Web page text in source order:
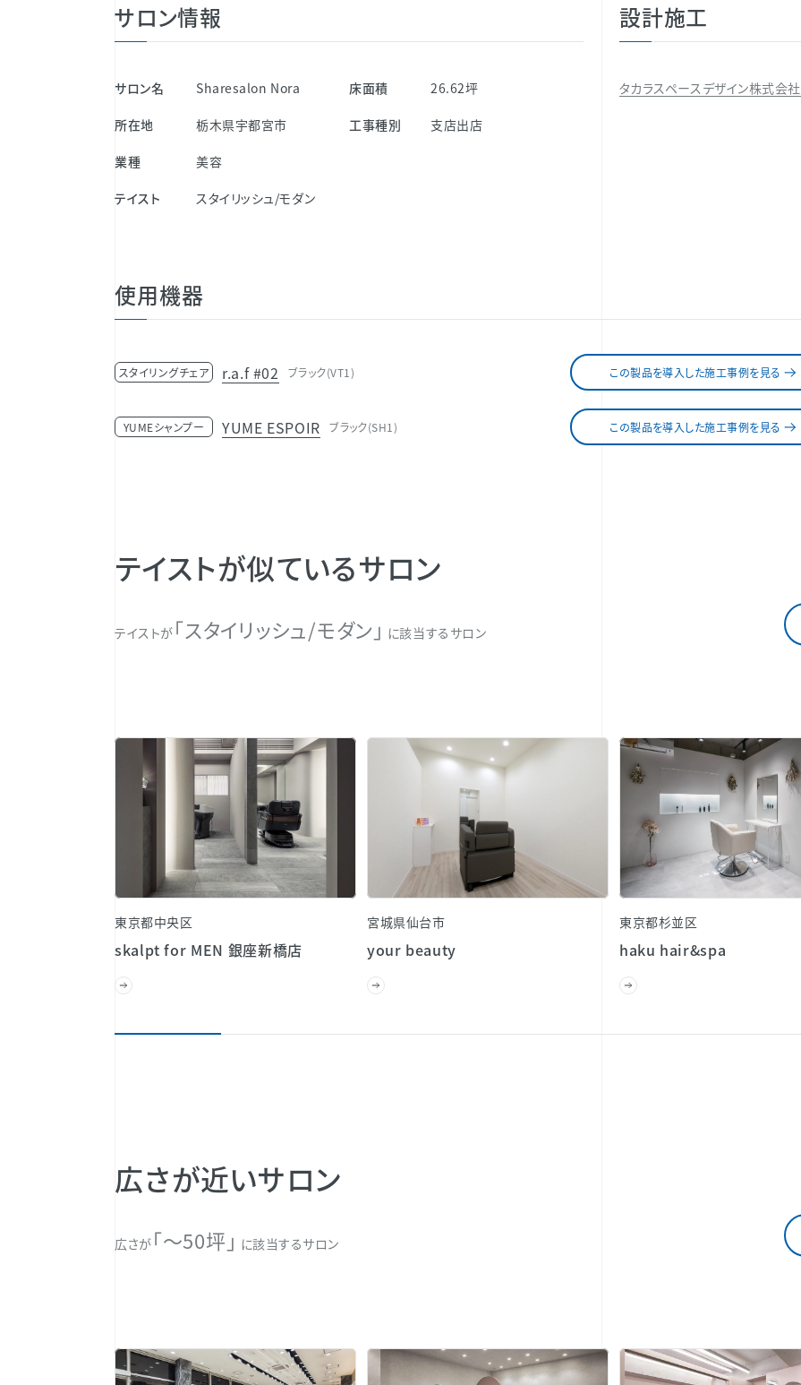
サロン情報
サロン名 Sharesalon Nora
所在地 栃木県宇都宮市
業種 美容
テイスト スタイリッシュ/モダン
床面積 26.62坪
工事種別 支店出店
設計施工
タカラスペースデザイン株式会社
使用機器
スタイリングチェア r.a.f #02 ブラック(VT1) この製品を導入した施工事例を見る
YUMEシャンプー YUME ESPOIR ブラック(SH1) この製品を導入した施工事例を見る
テイストが似ているサロン
テイストが 「スタイリッシュ/モダン」 に該当するサロン
東京都中央区
skalpt for MEN 銀座新橋店
宮城県仙台市
your beauty
東京都杉並区
haku hair&spa
広さが近いサロン
広さが 「〜50坪」 に該当するサロン